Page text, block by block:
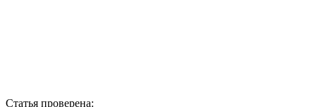
Статья проверена: